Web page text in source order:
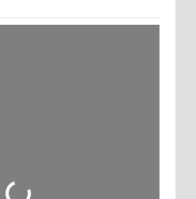
Wird geladen …